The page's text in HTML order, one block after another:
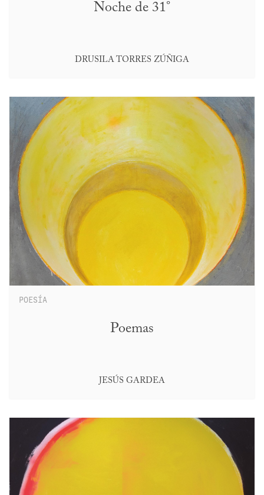
Noche de 31°
DRUSILA TORRES ZÚÑIGA
POESÍA
Poemas
JESÚS GARDEA